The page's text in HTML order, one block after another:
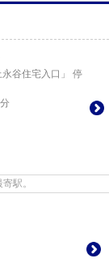
永谷住宅入口」 停
駅。